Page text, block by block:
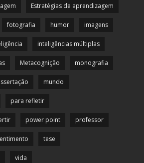
Estratégias de aprendizagem
fotografia humor imagens
inteligências múltiplas
Metacognição monografia
mundo
para refletir
power point professor
tese
vida